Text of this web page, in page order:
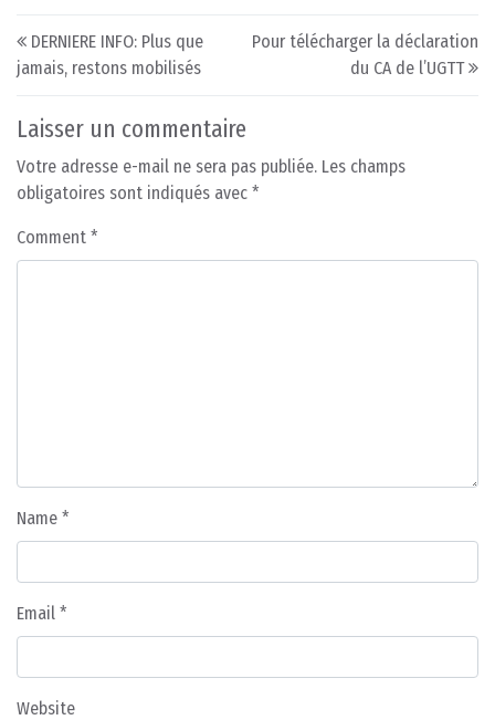
Post navigation
DERNIERE INFO: Plus que
jamais, restons mobilisés
Pour télécharger la déclaration
du CA de l’UGTT
Laisser un commentaire
Votre adresse e-mail ne sera pas publiée. Les champs
obligatoires sont indiqués avec *
Comment *
Name *
Email *
Website